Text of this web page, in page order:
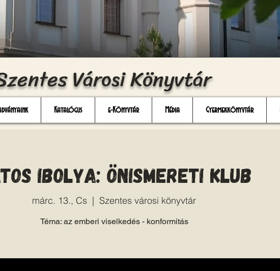
Városi Könyvtár
Katalógus e-Könyvtár Média Gyermekkönyvtár
Ibolya: Önismereti klub
márc. 13., Cs
  |
Szentes városi könyvtár
Téma: az emberi viselkedés - konformitás